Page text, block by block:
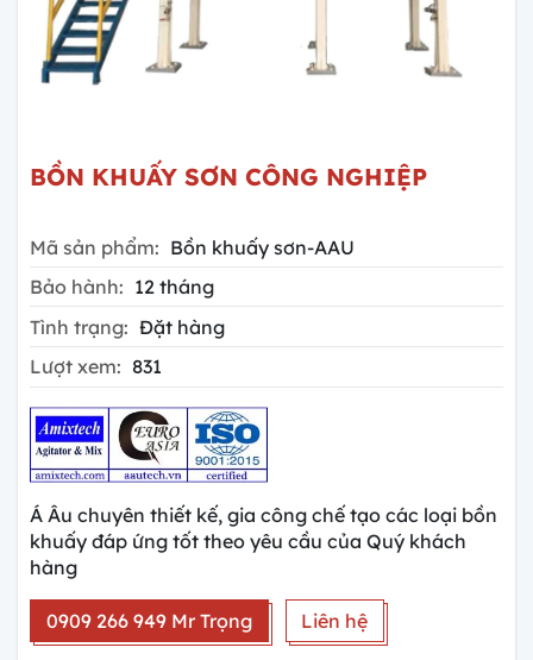
BỒN KHUẤY SƠN CÔNG NGHIỆP
Mã sản phẩm: Bồn khuấy sơn-AAU
Bảo hành: 12 tháng
Tình trạng: Đặt hàng
Lượt xem: 831
Á Âu chuyên thiết kế, gia công chế tạo các loại bồn
khuấy đáp ứng tốt theo yêu cầu của Quý khách
hàng
0909 266 949 Mr Trọng Liên hệ